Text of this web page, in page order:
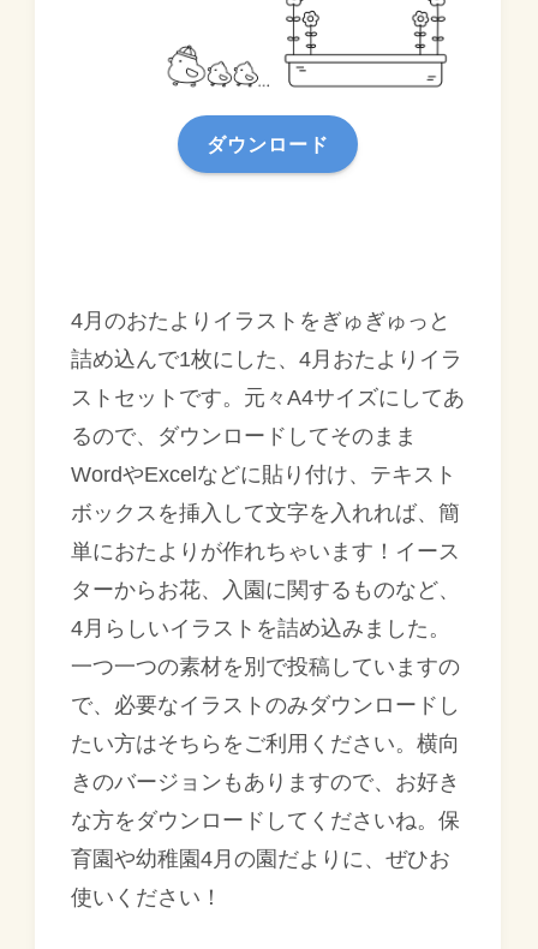
ダウンロード
4月のおたよりイラストをぎゅぎゅっと
詰め込んで1枚にした、4月おたよりイラ
ストセットです。元々A4サイズにしてあ
るので、ダウンロードしてそのまま
WordやExcelなどに貼り付け、テキスト
ボックスを挿入して文字を入れれば、簡
単におたよりが作れちゃいます！イース
ターからお花、入園に関するものなど、
4月らしいイラストを詰め込みました。
一つ一つの素材を別で投稿していますの
で、必要なイラストのみダウンロードし
たい方はそちらをご利用ください。横向
きのバージョンもありますので、お好き
な方をダウンロードしてくださいね。保
育園や幼稚園4月の園だよりに、ぜひお
使いください！